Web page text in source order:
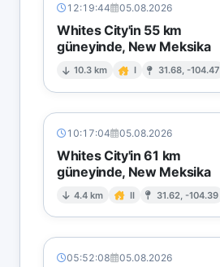
12:19:44 05.08.2026
Whites City'in 55 km
güneyinde, New Meksika
10.3 km I 31.68, -104.47
10:17:04 05.08.2026
Whites City'in 61 km
güneyinde, New Meksika
4.4 km II 31.62, -104.39
05:52:08 05.08.2026